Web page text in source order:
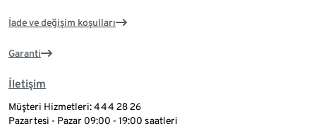
İade ve değişim koşulları
Garanti
İletişim
Müşteri Hizmetleri: 444 28 26
Pazartesi - Pazar 09:00 - 19:00 saatleri